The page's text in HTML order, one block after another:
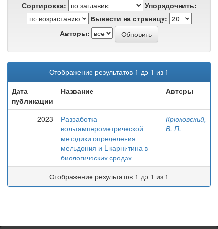
Сортировка:
Упорядочнить:
Вывести на страницу:
Авторы:
Отображение результатов 1 до 1 из 1
Дата
публикации
Название Авторы
2023
Разработка
вольтамперометрической
методики определения
мельдония и L-карнитина в
биологических средах
Крюковский,
В. П.
Отображение результатов 1 до 1 из 1